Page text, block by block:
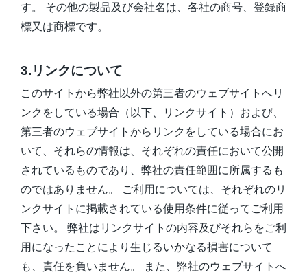
す。 その他の製品及び会社名は、各社の商号、登録商
標又は商標です。
3.リンクについて
このサイトから弊社以外の第三者のウェブサイトへリ
ンクをしている場合（以下、リンクサイト）および、
第三者のウェブサイトからリンクをしている場合にお
いて、それらの情報は、それぞれの責任において公開
されているものであり、弊社の責任範囲に所属するも
のではありません。 ご利用については、それぞれのリ
ンクサイトに掲載されている使用条件に従ってご利用
下さい。 弊社はリンクサイトの内容及びそれらをご利
用になったことにより生じるいかなる損害について
も、責任を負いません。 また、弊社のウェブサイトへ